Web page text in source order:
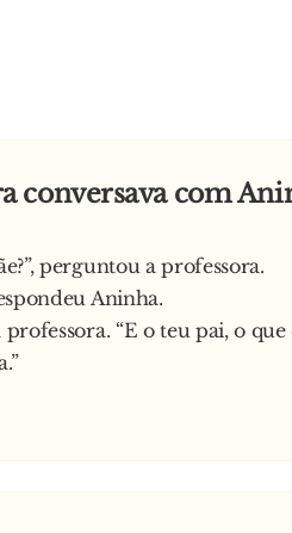
conversava com
perguntou a professora.
Aninha.
“E o teu pai, o que